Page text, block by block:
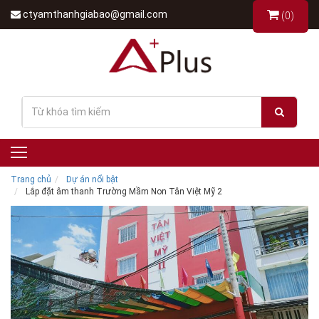
ctyamthanhgiabao@gmail.com (0)
Trang chủ
Dự án nổi bật
Lắp đặt âm thanh Trường Mầm Non Tân Việt Mỹ 2